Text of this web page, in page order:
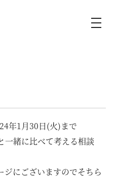
り
）
年1月30日(火)まで
一緒に比べて考える相談
にございますのでそちら